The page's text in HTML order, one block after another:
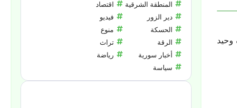
وحيد
المنطقة الشرقية
دير الزور
الحسكة
الرقة
أخبار سورية
سياسة
اقتصاد
فيديو
منوع
تراث
رياضة